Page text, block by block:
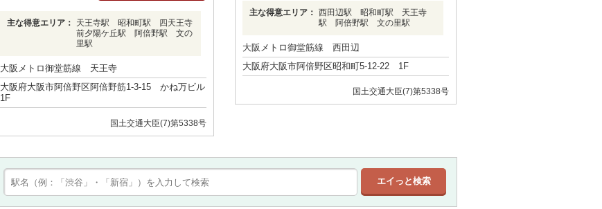
主な得意エリア：
天王寺駅 昭和町駅 四天王寺
前夕陽ケ丘駅 阿倍野駅 文の
里駅
大阪メトロ御堂筋線 天王寺
大阪府大阪市阿倍野区阿倍野筋1-3-15 かね万ビル
1F
国土交通大臣(7)第5338号
主な得意エリア： 西田辺駅 昭和町駅 天王寺
駅 阿倍野駅 文の里駅
大阪メトロ御堂筋線 西田辺
大阪府大阪市阿倍野区昭和町5-12-22 1F
国土交通大臣(7)第5338号